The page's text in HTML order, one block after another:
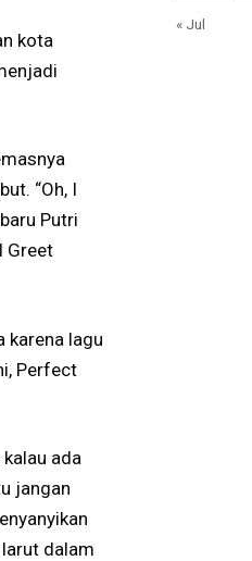
kota
“Oh, I
Putri
Greet
karena lagu
Perfect
ada
jangan
dalam
« Jul